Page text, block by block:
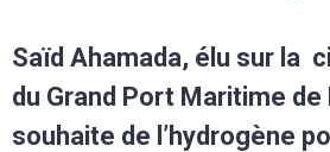
Saïd Ahamada, élu sur la
du Grand Port Maritime
souhaite de l’hydrogène